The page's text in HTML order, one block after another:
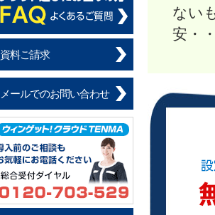
ない
安・
資料ご請求
メールでのお問い合わせ